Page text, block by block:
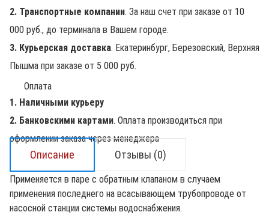
2. Транспортные компании. За наш счет при заказе от 10
000 руб., до терминала в Вашем городе.
3. Курьерская доставка. Екатеринбург, Березовский, Верхняя
Пышма при заказе от 5 000 руб.
Оплата
1. Наличными курьеру
2. Банковскими картами. Оплата производиться при
оформлении заказа через менеджера
Описание Отзывы (0)
Применяется в паре с обратным клапаном в случаем
применения последнего на всасывающем трубопроводе от
насосной станции системы водоснабжения.